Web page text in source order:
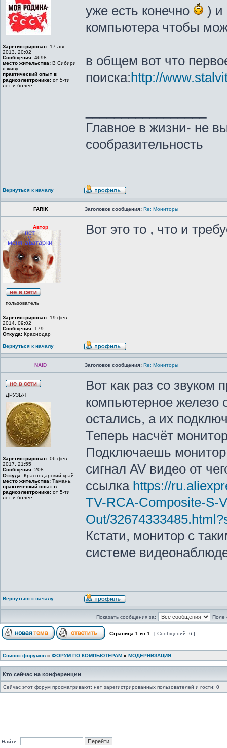
Зарегистрирован: 17 авг
2013, 20:02
Сообщения: 4698
место жительства: В Сибири
я живу...
практический опыт в
радиоэлектронике: от 5-ти
лет и более
уже есть конечно
) и
компьютера чтобы
в общем вот что
поиска: http://
Главное в жизни- не
сообразительность
Вернуться к началу
FARIK Заголовок сообщения: Re: Мониторы
Автор
пользователь
Зарегистрирован: 19 фев
2014, 09:02
Сообщения: 179
Откуда: Краснодар
Вот это то , что и
Вернуться к началу
NAID Заголовок сообщения: Re: Мониторы
ДРУЗЬЯ
Зарегистрирован: 06 фев
2017, 21:55
Сообщения: 208
Откуда: Краснодарский край.
место жительства: Тамань.
практический опыт в
радиоэлектронике: от 5-ти
лет и более
Вот как раз со звуком
компьютерное железо
остались, а их
Теперь насчёт
Подключаешь монитор
сигнал AV видео от
ссылка https://
TV-RCA-Composite-S-
Out/
Кстати, монитор с
системе
Вернуться к началу
Показать сообщения за: Поле
Страница 1 из 1 [ Сообщений: 6 ]
Список форумов » ФОРУМ ПО КОМПЬЮТЕРАМ » МОДЕРНИЗАЦИЯ
Кто сейчас на конференции
Сейчас этот форум просматривают: нет зарегистрированных пользователей и гости: 0
Найти: